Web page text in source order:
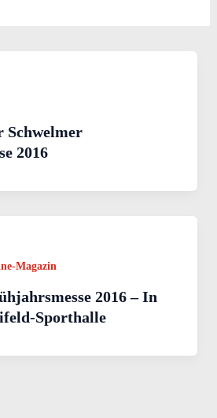
Schwelmer
2016
Magazin
2016 – In
Sporthalle